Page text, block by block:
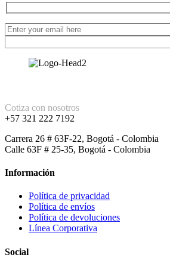
Cotiza con nosotros
+57 321 222 7192
Carrera 26 # 63F-22, Bogotá - Colombia
Calle 63F # 25-35, Bogotá - Colombia
Información
Política de privacidad
Política de envíos
Política de devoluciones
Línea Corporativa
Social